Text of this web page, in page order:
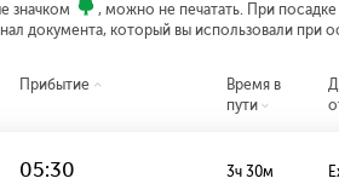
значком
, можно не печатать. При
документа, который вы использовали при
Прибытие
Время в
пути
05:30 3ч 30м